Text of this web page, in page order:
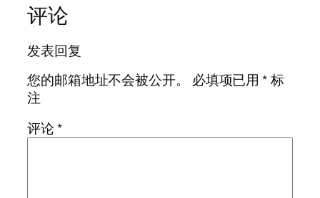
评论
发表回复
您的邮箱地址不会被公开。
必填项已用*标
注
评论*